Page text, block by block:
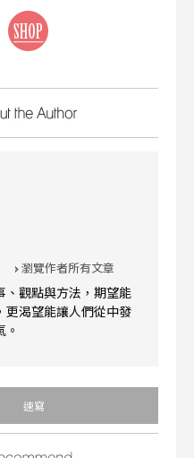
瀏覽作者所有文章
、觀點與方法，期望能
更渴望能讓人們從中發
速寫